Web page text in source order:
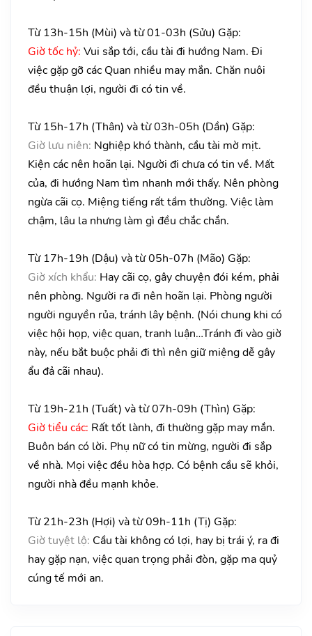
Từ 13h-15h (Mùi) và từ 01-03h (Sửu) Gặp:
Giờ tốc hỷ: Vui sắp tới, cầu tài đi hướng Nam. Đi
việc gặp gỡ các Quan nhiều may mắn. Chăn nuôi
đều thuận lợi, người đi có tin về.
Từ 15h-17h (Thân) và từ 03h-05h (Dần) Gặp:
Giờ lưu niên: Nghiệp khó thành, cầu tài mờ mịt.
Kiện các nên hoãn lại. Người đi chưa có tin về. Mất
của, đi hướng Nam tìm nhanh mới thấy. Nên phòng
ngừa cãi cọ. Miệng tiếng rất tầm thường. Việc làm
chậm, lâu la nhưng làm gì đều chắc chắn.
Từ 17h-19h (Dậu) và từ 05h-07h (Mão) Gặp:
Giờ xích khẩu: Hay cãi cọ, gây chuyện đói kém, phải
nên phòng. Người ra đi nên hoãn lại. Phòng người
người nguyền rủa, tránh lây bệnh. (Nói chung khi có
việc hội họp, việc quan, tranh luận…Tránh đi vào giờ
này, nếu bắt buộc phải đi thì nên giữ miệng dễ gây
ẩu đả cãi nhau).
Từ 19h-21h (Tuất) và từ 07h-09h (Thìn) Gặp:
Giờ tiểu các: Rất tốt lành, đi thường gặp may mắn.
Buôn bán có lời. Phụ nữ có tin mừng, người đi sắp
về nhà. Mọi việc đều hòa hợp. Có bệnh cầu sẽ khỏi,
người nhà đều mạnh khỏe.
Từ 21h-23h (Hợi) và từ 09h-11h (Tị) Gặp:
Giờ tuyệt lộ: Cầu tài không có lợi, hay bị trái ý, ra đi
hay gặp nạn, việc quan trọng phải đòn, gặp ma quỷ
cúng tế mới an.